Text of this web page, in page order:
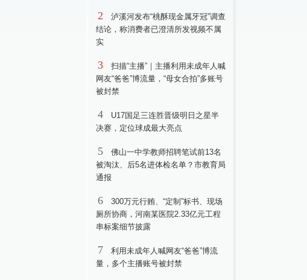
2
泸溪河发布“桃酥现金属牙冠”调查
结论，称消费者已澄清所发视频不属
实
3
扫描“主播”｜主播利用未成年人喊
网友“爸爸”博流量，“母女合拍”多账号
被封禁
4
U17国足三连胜晋级明日之星半
决赛，定位球成最大亮点
5
佛山一中学教师招聘笔试前13名
被淘汰、后5名进体检名单？市教育局
通报
6
300万元行贿、“定制”标书、现场
厕所协商，河南某医院2.33亿元工程
串标案细节披露
7
利用未成年人喊网友“爸爸”博流
量，多个主播账号被封禁